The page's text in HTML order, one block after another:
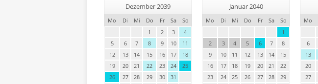
Dezember 2039
Mo Di Mi Do Fr Sa
So
1
2 3
4
5
6 7 8 9 10
11
12
13 14 15 16 17
18
19
20 21 22 23 24
25
26
27 28 29 30 31
Januar 2040
Mo Di Mi Do Fr Sa
So
1
2
3 4 5 6 7
8
9
10 11 12 13 14
15
16
17 18 19 20 21
22
23
24 25 26 27 28
29
Mo
6
13
20
27